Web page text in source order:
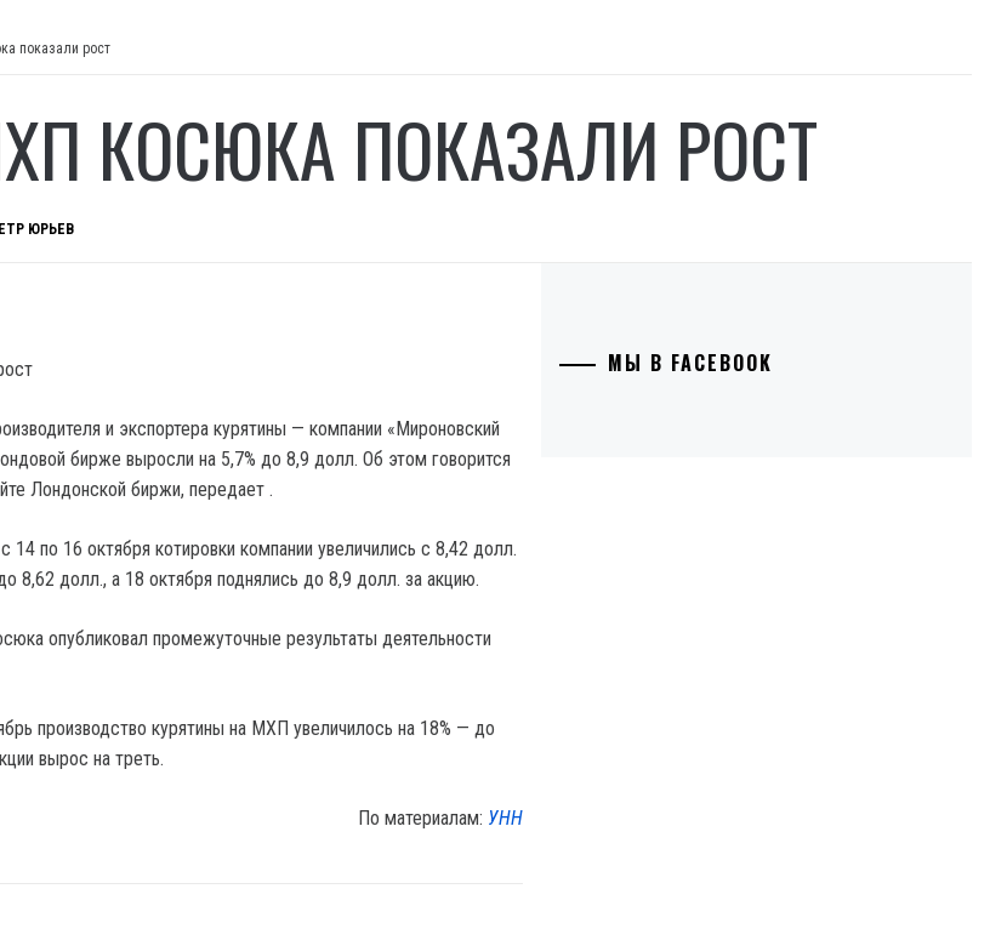
показали рост
КОСЮКА ПОКАЗАЛИ РОСТ
ЮРЬЕВ
и экспортера курятины — компании «Мироновский
бирже выросли на 5,7% до 8,9 долл. Об этом говорится
Лондонской биржи, передает .
14 по 16 октября котировки компании увеличились с 8,42 долл.
8,62 долл., а 18 октября поднялись до 8,9 долл. за акцию.
опубликовал промежуточные результаты деятельности
производство курятины на МХП увеличилось на 18% — до
вырос на треть.
По материалам: УНН
МЫ В FACEBOOK